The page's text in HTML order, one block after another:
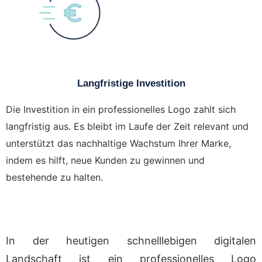
Langfristige Investition
Die Investition in ein professionelles Logo zahlt sich
langfristig aus. Es bleibt im Laufe der Zeit relevant und
unterstützt das nachhaltige Wachstum Ihrer Marke,
indem es hilft, neue Kunden zu gewinnen und
bestehende zu halten.
In der heutigen schnelllebigen digitalen
Landschaft ist ein professionelles Logo